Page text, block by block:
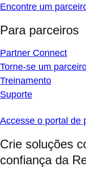
Encontre um
Para parceiros
Partner Connect
Torne-se um
Treinamento
Suporte
Accesse o portal de
Crie soluções
confiança da